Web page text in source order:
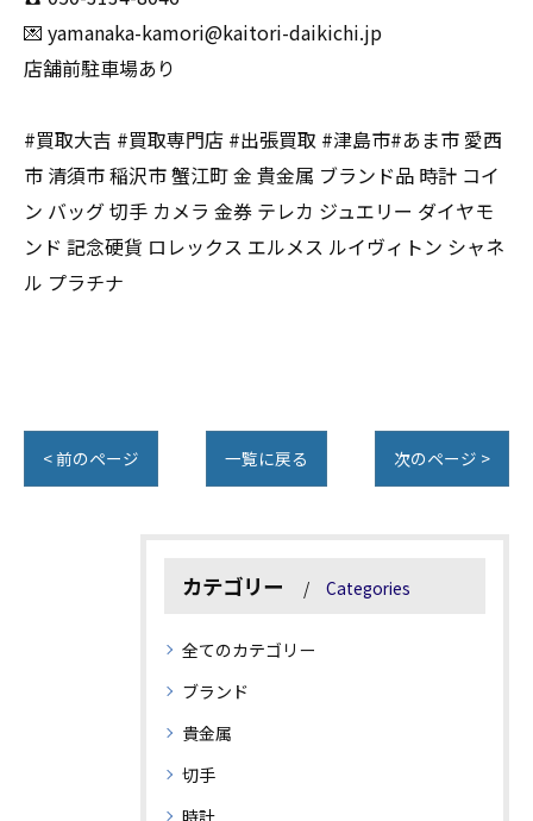
💌 yamanaka-kamori@kaitori-daikichi.jp
店舗前駐車場あり
#買取大吉 #買取専門店 #出張買取 #津島市#あま市 愛西
市 清須市 稲沢市 蟹江町 金 貴金属 ブランド品 時計 コイ
ン バッグ 切手 カメラ 金券 テレカ ジュエリー ダイヤモ
ンド 記念硬貨 ロレックス エルメス ルイヴィトン シャネ
ル プラチナ
< 前のページ 一覧に戻る 次のページ >
カテゴリー Categories
全てのカテゴリー
ブランド
貴金属
切手
時計